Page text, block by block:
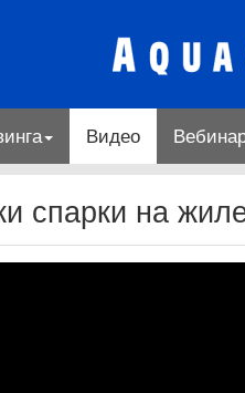
Видео
спарки на